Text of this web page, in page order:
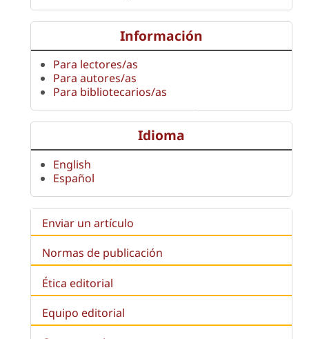
Información
Para lectores/as
Para autores/as
Para bibliotecarios/as
Idioma
English
Español
Enviar un artículo
Normas de publicación
Ética editorial
Equipo editorial